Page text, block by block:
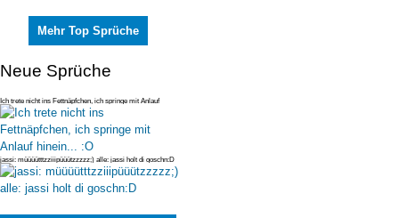
Mehr Top Sprüche
Neue Sprüche
Ich trete nicht ins Fettnäpfchen, ich springe mit Anlauf
hinein... :O
jassi: müüüütttzziiipüüützzzzz;) alle: jassi holt di goschn:D